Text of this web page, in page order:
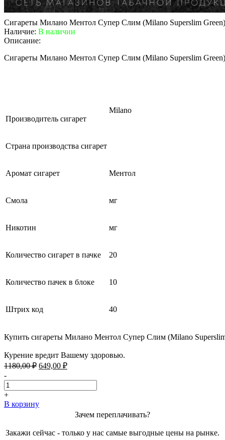
Сигареты Милано Ментол Супер Слим (Milano Superslim Green)
Наличие: В наличии
Описание:
Сигареты Милано Ментол Супер Слим (Milano Superslim Green)
Производитель сигарет
Milano
Страна производства сигарет
Аромат сигарет Ментол
Смола мг
Никотин мг
Количество сигарет в пачке 20
Количество пачек в блоке 10
Штрих код 40
Купить сигареты Милано Ментол Супер Слим (Milano
Курение вредит Вашему здоровью.
1180,00₽ Первоначальная
составляла
1180,00 ₽.
649,00 ₽Текущая
649,00 ₽.
-
+
В корзину
Зачем переплачивать?
Закажи сейчас - только у нас самые выгодные цены на рынке.